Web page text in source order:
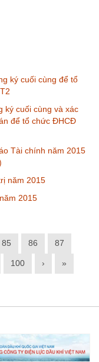
ký cuối cùng để tổ
ký cuối cùng và xác
để tổ chức ĐHCĐ
Tài chính năm 2015
năm 2015
2015
85 86 87
100 › »